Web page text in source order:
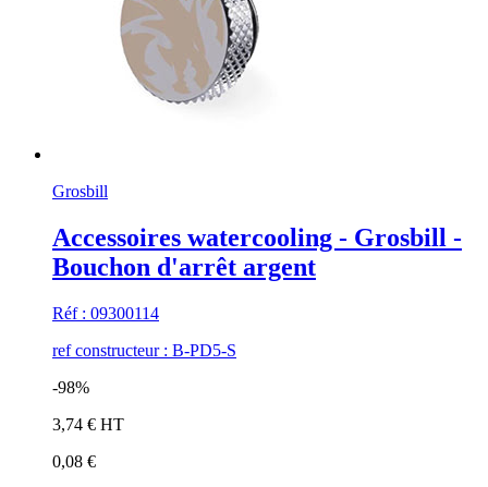
Grosbill
Accessoires watercooling - Grosbill -
Bouchon d'arrêt argent
Réf : 09300114
ref constructeur : B-PD5-S
-98%
3,74 € HT
0,08 €